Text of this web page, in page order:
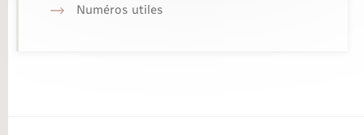
Numéros utiles